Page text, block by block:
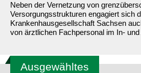
Neben der Vernetzung von
Versorgungsstrukturen engagiert sich
Krankenhausgesellschaft Sachsen
von ärztlichen Fachpersonal im In- und
Ausgewähltes